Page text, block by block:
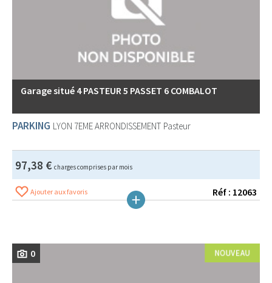
Garage situé 4 PASTEUR 5 PASSET 6 COMBALOT
PARKING LYON 7EME ARRONDISSEMENT Pasteur
97,38 € charges comprises par mois
Ajouter aux favoris Réf : 12063
0